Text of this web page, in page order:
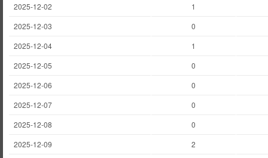
2025-12-02
1
2025-12-03
0
2025-12-04
1
2025-12-05
0
2025-12-06
0
2025-12-07
0
2025-12-08
0
2025-12-09
2